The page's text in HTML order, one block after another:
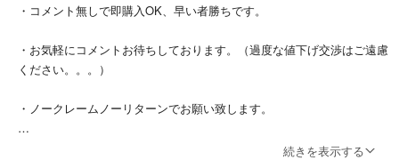
・コメント無しで即購入OK、早い者勝ちです。
・お気軽にコメントお待ちしております。（過度な値下げ交渉はご遠慮
ください。。。）
・ノークレームノーリターンでお願い致します。
発送は基本的に週末となります。ご承知おき下さい。続きを表示する